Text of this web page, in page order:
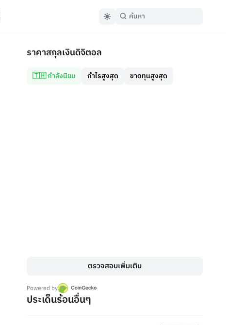
ราคาสกุลเงินดิจิตอล
🇹🇭 กำลังนิยม กำไรสูงสุด ขาดทุนสูงสุด
ตรวจสอบเพิ่มเติม
Powered by
ประเด็นร้อนอื่นๆ